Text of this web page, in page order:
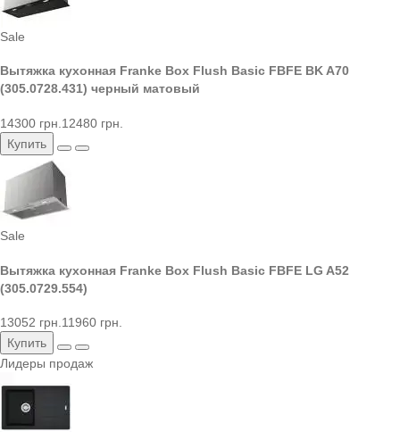
Sale
Вытяжка кухонная Franke Box Flush Basic FBFE BK A70
(305.0728.431) черный матовый
14300 грн. 12480 грн.
Купить
Sale
Вытяжка кухонная Franke Box Flush Basic FBFE LG A52
(305.0729.554)
13052 грн.11960 грн.
Купить
Лидеры продаж